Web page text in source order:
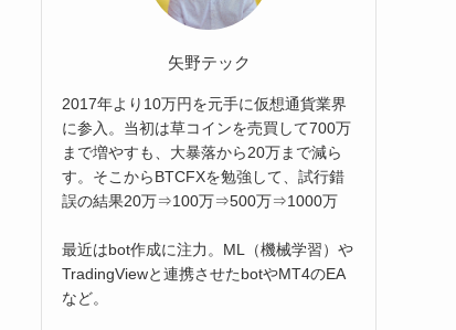
矢野テック
2017年より10万円を元手に仮想通貨業界
に参入。当初は草コインを売買して700万
まで増やすも、大暴落から20万まで減ら
す。そこからBTCFXを勉強して、試行錯
誤の結果20万⇒100万⇒500万⇒1000万
最近はbot作成に注力。ML（機械学習）や
TradingViewと連携させたbotやMT4のEA
など。